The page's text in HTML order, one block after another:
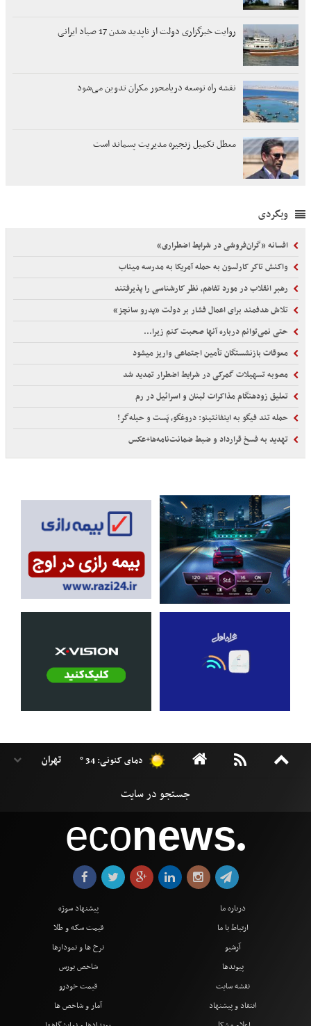
روایت خبرگزاری دولت از ناپدید شدن 17 صیاد ایرانی
نقشه راه توسعه دریامحور مکران تدوین می‌شود
معطل تکمیل زنجیره مدیریت پسماند است
وبگردی
افسانه «گران‌فروشی در شرایط اضطراری»
واکنش تاکر کارلسون به حمله آمریکا به مدرسه میناب
رهبر انقلاب در مورد تفاهم، نظر کارشناسی را پذیرفتند
تلاش هدفمند برای اعمال فشار بر دولت «پدرو سانچز»
حتی نمی‌توانم درباره آنها صحبت کنم زیرا...
معوقات بازنشستگان تأمین اجتماعی واریز میشود
مصوبه تسهیلات گمرکی در شرایط اضطرار تمدید شد
تعلیق زودهنگام مذاکرات لبنان و اسرائیل در رم
حمله تند فیگو به اینفانتینو: دروغگو، پَست‌ و حیله‌گر!
تهدید به فسخ قرارداد و ضبط ضمانت‌نامه‌ها+عکس
دمای کنونی: 34 °
econews●
درباره ما
ارتباط با ما
آرشیو
پیوندها
نقشه سایت
انتقاد و پیشنهاد
پیشنهاد سوژه
قیمت سکه و طلا
نرخ ها و نمودارها
شاخص بورس
قیمت خودرو
آمار و شاخص ها